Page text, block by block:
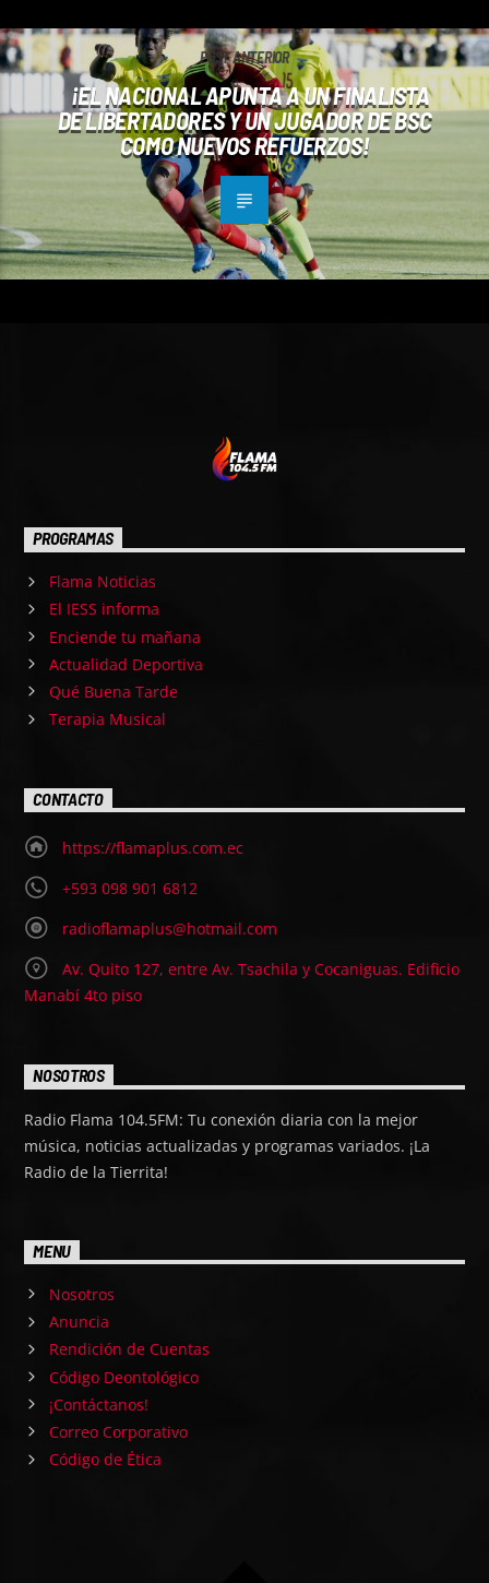
POST ANTERIOR
¡EL NACIONAL APUNTA A UN FINALISTA
DE LIBERTADORES Y UN JUGADOR DE BSC
COMO NUEVOS REFUERZOS!
PROGRAMAS
Flama Noticias
El IESS informa
Enciende tu mañana
Actualidad Deportiva
Qué Buena Tarde
Terapia Musical
CONTACTO
https://flamaplus.com.ec
+593 098 901 6812
radioflamaplus@hotmail.com
Av. Quito 127, entre Av. Tsachila y Cocaniguas. Edificio
Manabí 4to piso
NOSOTROS
Radio Flama 104.5FM: Tu conexión diaria con la mejor
música, noticias actualizadas y programas variados. ¡La
Radio de la Tierrita!
MENU
Nosotros
Anuncia
Rendición de Cuentas
Código Deontológico
¡Contáctanos!
Correo Corporativo
Código de Ética